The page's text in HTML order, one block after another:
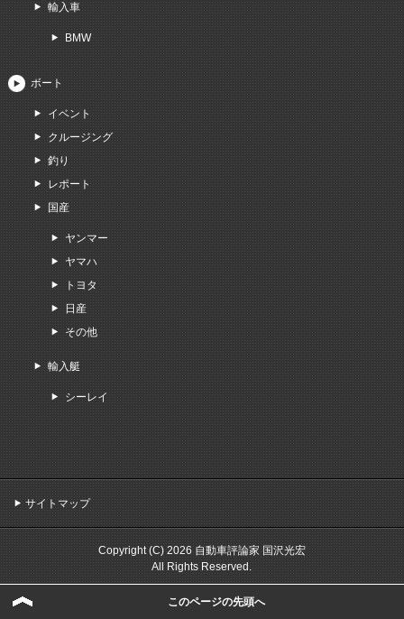
輸入車
BMW
ボート
イベント
クルージング
釣り
レポート
国産
ヤンマー
ヤマハ
トヨタ
日産
その他
輸入艇
シーレイ
サイトマップ
Copyright (C) 2026 自動車評論家 国沢光宏
All Rights Reserved.
このページの先頭へ